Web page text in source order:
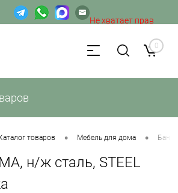
Не хватает прав
доступа к веб-форме. 0
товаров • Мебель для дома •
н/ж сталь, STEEL